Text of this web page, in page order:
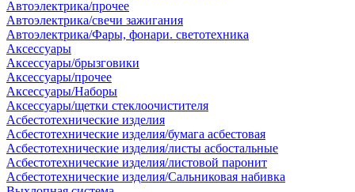
Автоэлектрика/прочее
Автоэлектрика/свечи зажигания
Автоэлектрика/Фары, фонари. светотехника
Аксессуары
Аксессуары/брызговики
Аксессуары/прочее
Аксессуары/Наборы
Аксессуары/щетки стеклоочистителя
Асбестотехнические изделия
Асбестотехнические изделия/бумага асбестовая
Асбестотехнические изделия/листы асбостальные
Асбестотехнические изделия/листовой паронит
Асбестотехнические изделия/Сальниковая набивка